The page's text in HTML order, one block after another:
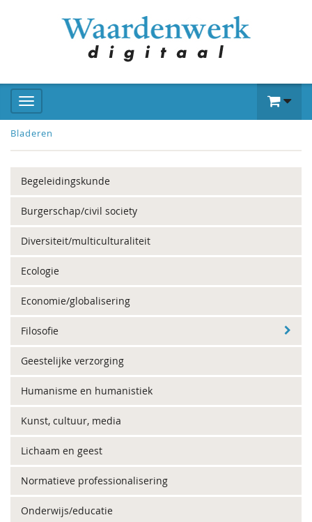
Bladeren
Begeleidingskunde
Burgerschap/civil society
Diversiteit/multiculturaliteit
Ecologie
Economie/globalisering
Filosofie
Geestelijke verzorging
Humanisme en humanistiek
Kunst, cultuur, media
Lichaam en geest
Normatieve professionalisering
Onderwijs/educatie